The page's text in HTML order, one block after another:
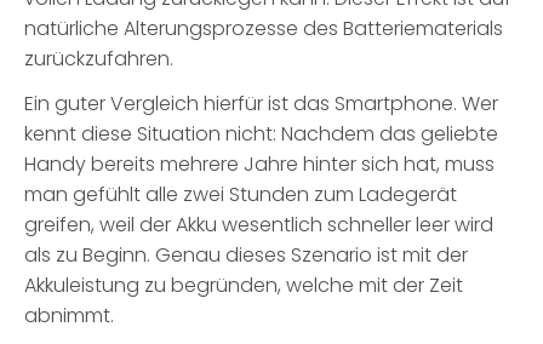
natürliche Alterungsprozesse des Batteriematerials
zurückzufahren.
Ein guter Vergleich hierfür ist das Smartphone. Wer
kennt diese Situation nicht: Nachdem das geliebte
Handy bereits mehrere Jahre hinter sich hat, muss
man gefühlt alle zwei Stunden zum Ladegerät
greifen, weil der Akku wesentlich schneller leer wird
als zu Beginn. Genau dieses Szenario ist mit der
Akkuleistung zu begründen, welche mit der Zeit
abnimmt.